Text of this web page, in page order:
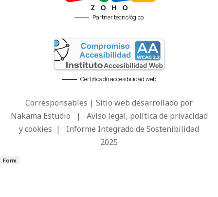
Partner tecnológico
Certificado accesibilidad web
Corresponsables | Sitio web desarrollado por
Nakama Estudio | Aviso legal, política de privacidad
y cookies | Informe Integrado de Sostenibilidad
2025
Form